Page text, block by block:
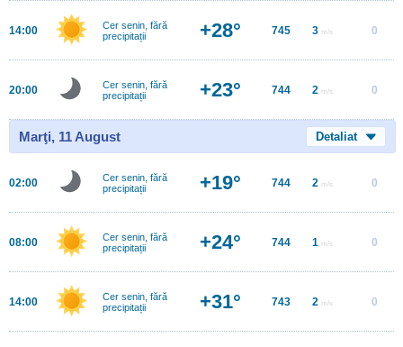
14:00
Cer senin, fără
precipitații
+28° 745 3 m/s 0
20:00
Cer senin, fără
precipitații
+23° 744 2 m/s 0
Marţi, 11 August Detaliat
02:00
Cer senin, fără
precipitații
+19° 744 2 m/s 0
08:00
Cer senin, fără
precipitații
+24° 744 1 m/s 0
14:00
Cer senin, fără
precipitații
+31° 743 2 m/s 0